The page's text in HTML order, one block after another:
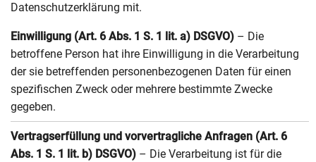
Datenschutzerklärung mit.
Einwilligung (Art. 6 Abs. 1 S. 1 lit. a) DSGVO) – Die
betroffene Person hat ihre Einwilligung in die Verarbeitung
der sie betreffenden personenbezogenen Daten für einen
spezifischen Zweck oder mehrere bestimmte Zwecke
gegeben.
Vertragserfüllung und vorvertragliche Anfragen (Art. 6
Abs. 1 S. 1 lit. b) DSGVO) – Die Verarbeitung ist für die